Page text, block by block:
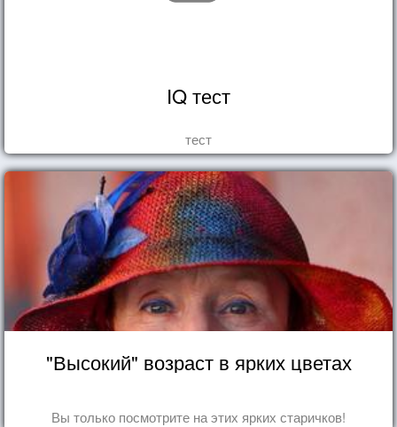
IQ тест
тест
"Высокий" возраст в ярких цветах
Вы только посмотрите на этих ярких старичков!